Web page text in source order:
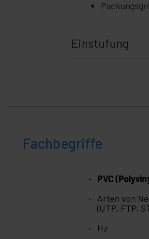
Einstufung
Fachbegriffe
PVC
Arten von
(UTP, FTP,
Hz